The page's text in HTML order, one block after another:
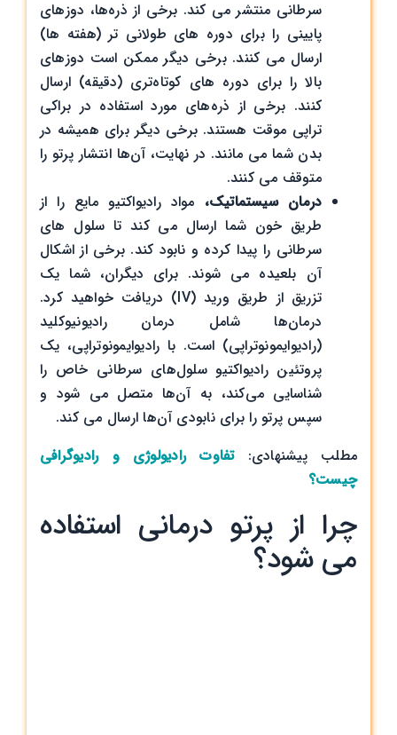
سرطانی منتشر می کند. برخی از ذره‌ها، دوزهای
پایینی را برای دوره های طولانی تر (هفته ها)
ارسال می کنند. برخی دیگر ممکن است دوزهای
بالا را برای دوره های کوتاه‌تری (دقیقه) ارسال
کنند. برخی از ذره‌های مورد استفاده در براکی
تراپی موقت هستند. برخی دیگر برای همیشه در
بدن شما می مانند. در نهایت، آن‌ها انتشار پرتو را
متوقف می کنند.
درمان سیستماتیک، مواد رادیواکتیو مایع را از
طریق خون شما ارسال می کند تا سلول های
سرطانی را پیدا کرده و نابود کند. برخی از اشکال
آن بلعیده می شوند. برای دیگران، شما یک
تزریق از طریق ورید (IV) دریافت خواهید کرد.
درمان‌ها شامل درمان رادیونیوکلید
(رادیوایمونوتراپی) است. با رادیوایمونوتراپی، یک
پروتئین رادیواکتیو سلول‌های سرطانی خاص را
شناسایی می‌کند، به آن‌ها متصل می شود و
سپس پرتو را برای نابودی آن‌ها ارسال می کند.
مطلب پیشنهادی:تفاوت رادیولوژی و رادیوگرافی
چیست؟
چرا از پرتو درمانی استفاده
می شود؟